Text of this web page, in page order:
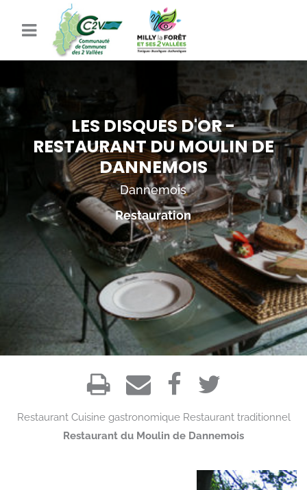
LES DISQUES D'OR -
RESTAURANT DU MOULIN DE
DANNEMOIS
Dannemois
Restauration
Restaurant Cuisine gastronomique Restaurant traditionnel
Restaurant du Moulin de Dannemois